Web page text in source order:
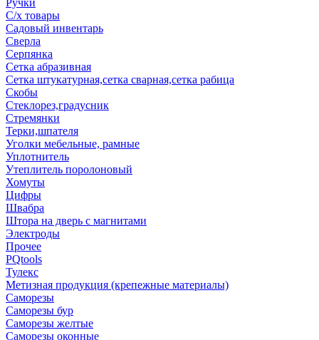
Ручки
С/х товары
Садовый инвентарь
Сверла
Серпянка
Сетка абразивная
Сетка штукатурная,сетка сварная,сетка рабица
Скобы
Стеклорез,градусник
Стремянки
Терки,шпателя
Уголки мебельные, рамные
Уплотнитель
Утеплитель поролоновый
Хомуты
Цифры
Швабра
Штора на дверь с магнитами
Электроды
Прочее
PQtools
Тулекс
Метизная продукция (крепежные материалы)
Саморезы
Саморезы бур
Саморезы желтые
Саморезы оконные